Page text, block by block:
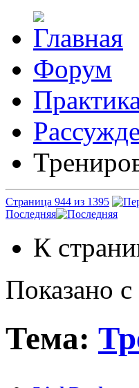
Форум
Практика
Страница 944 из 1395
Последняя
К
Показано
Тема: